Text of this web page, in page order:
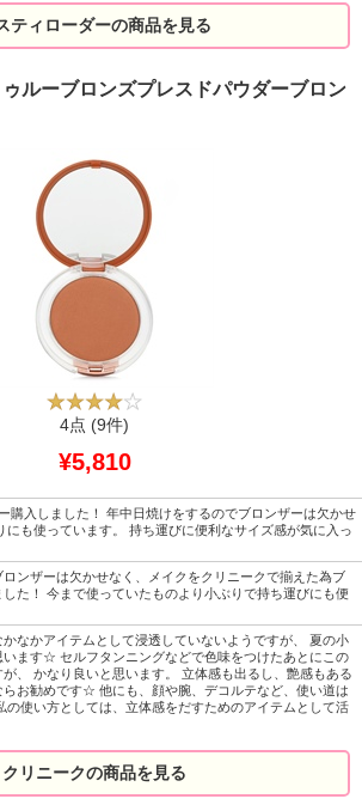
ティローダーの商品を見る
ルーブロンズプレスドパウダーブロン
4点 (9件)
¥5,810
購入しました！ 年中日焼けをするのでブロンザーは欠かせ
にも使っています。 持ち運びに便利なサイズ感が気に入っ
ンザーは欠かせなく、メイクをクリニークで揃えた為ブ
た！ 今まで使っていたものより小ぶりで持ち運びにも便
なかアイテムとして浸透していないようですが、 夏の小
ます☆ セルフタンニングなどで色味をつけたあとにこの
、 かなり良いと思います。 立体感も出るし、艶感もある
お勧めです☆ 他にも、顔や腕、デコルテなど、使い道は
の使い方としては、立体感をだすためのアイテムとして活
クリニークの商品を見る